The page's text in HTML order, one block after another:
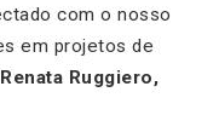
com o nosso
em projetos de
Renata Ruggiero,